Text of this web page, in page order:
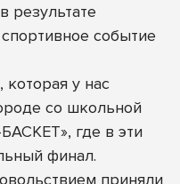
результате
событие
у нас
со школьной
где в эти
финал.
приняли